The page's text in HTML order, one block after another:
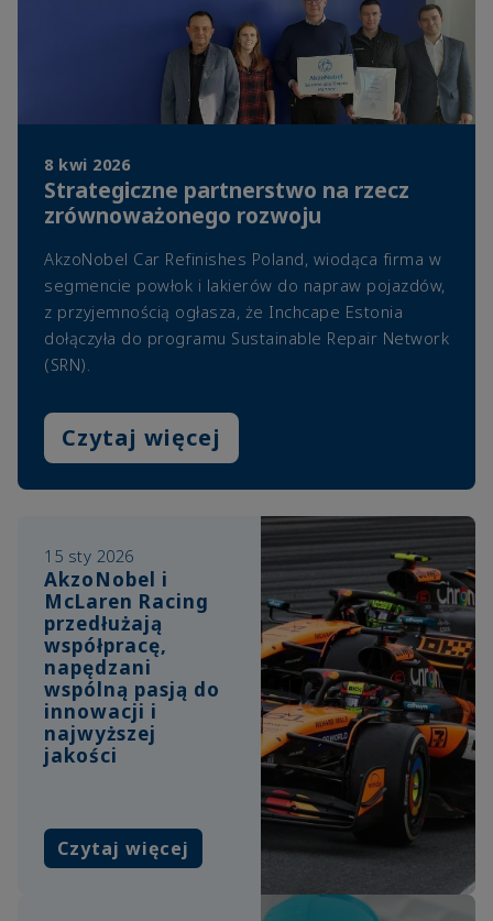
8 kwi 2026
Strategiczne partnerstwo na rzecz
zrównoważonego rozwoju
AkzoNobel Car Refinishes Poland, wiodąca firma w
segmencie powłok i lakierów do napraw pojazdów,
z przyjemnością ogłasza, że Inchcape Estonia
dołączyła do programu Sustainable Repair Network
(SRN).
Czytaj więcej
15 sty 2026
AkzoNobel i
McLaren Racing
przedłużają
współpracę,
napędzani
wspólną pasją do
innowacji i
najwyższej
jakości
Czytaj więcej